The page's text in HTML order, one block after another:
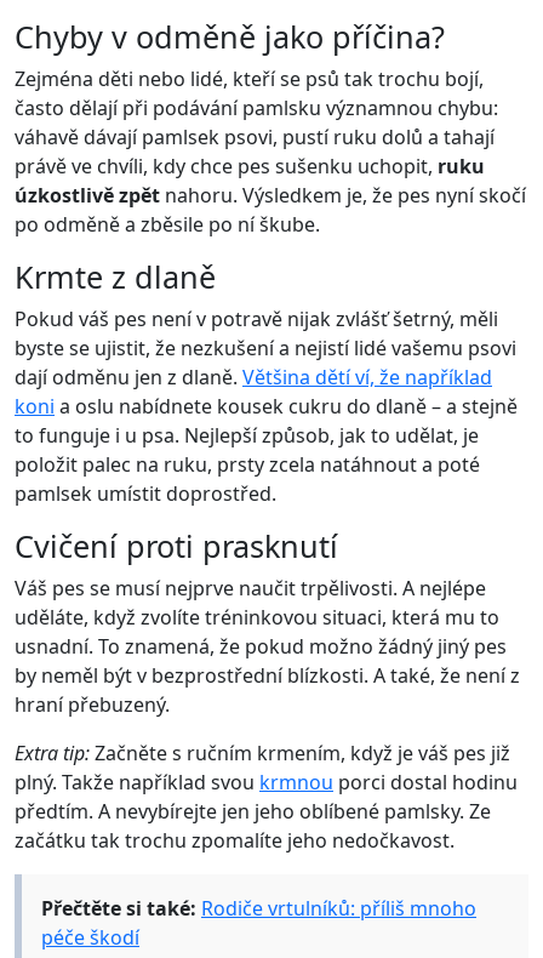
Chyby v odměně jako příčina?
Zejména děti nebo lidé, kteří se psů tak trochu bojí,
často dělají při podávání pamlsku významnou chybu:
váhavě dávají pamlsek psovi, pustí ruku dolů a tahají
právě ve chvíli, kdy chce pes sušenku uchopit, ruku
úzkostlivě zpět nahoru. Výsledkem je, že pes nyní skočí
po odměně a zběsile po ní škube.
Krmte z dlaně
Pokud váš pes není v potravě nijak zvlášť šetrný, měli
byste se ujistit, že nezkušení a nejistí lidé vašemu psovi
dají odměnu jen z dlaně. Většina dětí ví, že například
koni a oslu nabídnete kousek cukru do dlaně – a stejně
to funguje i u psa. Nejlepší způsob, jak to udělat, je
položit palec na ruku, prsty zcela natáhnout a poté
pamlsek umístit doprostřed.
Cvičení proti prasknutí
Váš pes se musí nejprve naučit trpělivosti. A nejlépe
uděláte, když zvolíte tréninkovou situaci, která mu to
usnadní. To znamená, že pokud možno žádný jiný pes
by neměl být v bezprostřední blízkosti. A také, že není z
hraní přebuzený.
Extra tip:Začněte s ručním krmením, když je váš pes již
plný. Takže například svou krmnou porci dostal hodinu
předtím. A nevybírejte jen jeho oblíbené pamlsky. Ze
začátku tak trochu zpomalíte jeho nedočkavost.
Přečtěte si také: Rodiče vrtulníků: příliš mnoho
péče škodí